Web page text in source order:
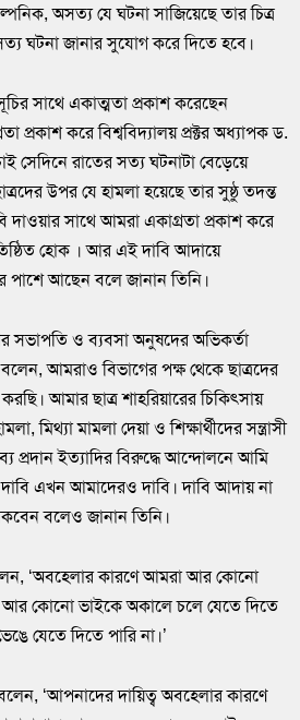
অসত্য যে ঘটনা সাজিয়েছে তার চিত্র
ঘটনা জানার সুযোগ করে দিতে হবে।
সাথে একাত্মতা প্রকাশ করেছেন
প্রকাশ করে বিশ্ববিদ্যালয় প্রক্টর অধ্যাপক ড.
রাতের সত্য ঘটনাটা বেড়েয়ে
উপর যে হামলা হয়েছে তার সুষ্ঠু তদন্ত
দাওয়ার সাথে আমরা একাগ্রতা প্রকাশ করে
হোক । আর এই দাবি আদায়ে
পাশে আছেন বলে জানান তিনি।
সভাপতি ও ব্যবসা অনুষদের অভিকর্তা
আমরাও বিভাগের পক্ষ থেকে ছাত্রদের
আমার ছাত্র শাহরিয়ারের চিকিৎসায়
মিথ্যা মামলা দেয়া ও শিক্ষার্থীদের সন্ত্রাসী
প্রদান ইত্যাদির বিরুদ্ধে আন্দোলনে আমি
এখন আমাদেরও দাবি। দাবি আদায় না
বলেও জানান তিনি।
‘অবহেলার কারণে আমরা আর কোনো
আর কোনো ভাইকে অকালে চলে যেতে দিতে
যেতে দিতে পারি না।’
‘আপনাদের দায়িত্ব অবহেলার কারণে